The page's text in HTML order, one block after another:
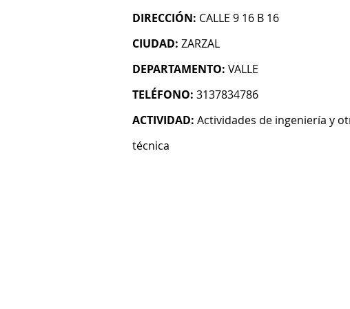
DIRECCIÓN: CALLE 9 16 B 16
CIUDAD: ZARZAL
DEPARTAMENTO: VALLE
TELÉFONO: 3137834786
ACTIVIDAD: Actividades de ingeniería y
técnica